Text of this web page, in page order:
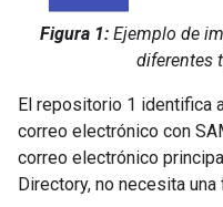
Figura 1: Ejemplo de
diferentes
El repositorio 1 identifica
correo electrónico con
correo electrónico
Directory, no necesita